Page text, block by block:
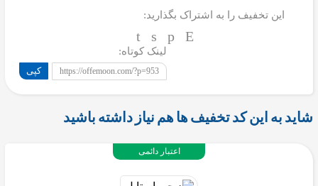
این تخفیف را به اشتراک بگذارید:
لینک کوتاه:
https://offemoon.com/?p=953 کپی
شاید به این کد تخفیف ها هم نیاز داشته باشید
اعتبار دائمی